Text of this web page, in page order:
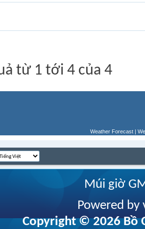
từ 1 tới 4 của 4
Weather Forecast |
Múi giờ
Powered
Copyright © 2026 Bồ